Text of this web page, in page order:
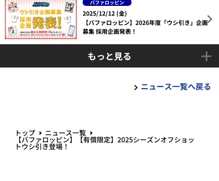
バファロッピン
2025/12/12 (金)
【バファロッピン】2026年度「ウシ引き」企画
募集 採用企画発表！
もっと見る
ニュース一覧へ戻る
トップ ニュース一覧
【バファロッピン】【有償限定】2025シーズンオフショッ
トウシ引き登場！